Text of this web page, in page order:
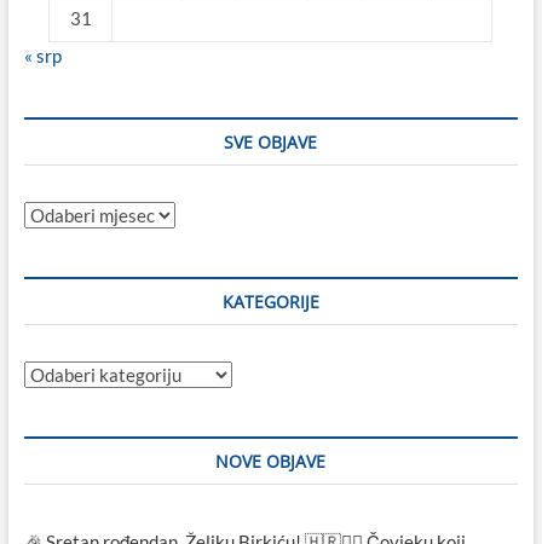
31
« srp
SVE OBJAVE
Sve
KATEGORIJE
Kategorije
NOVE OBJAVE